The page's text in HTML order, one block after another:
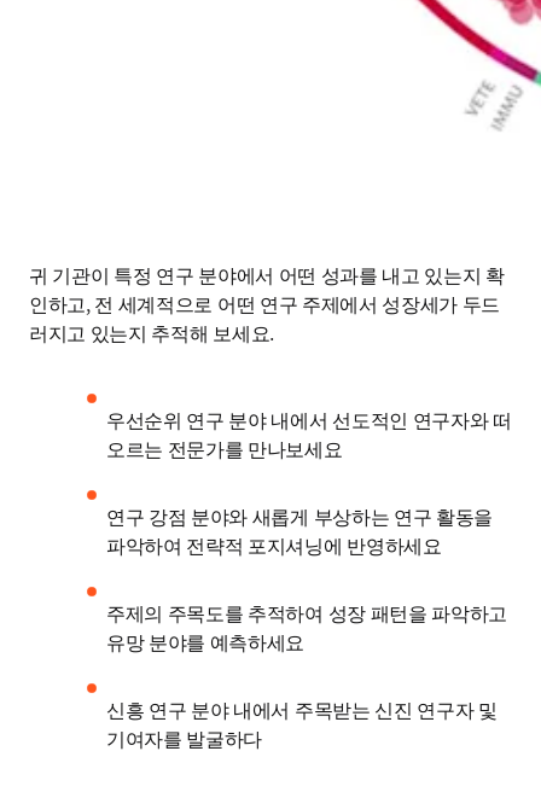
귀 기관이 특정 연구 분야에서 어떤 성과를 내고 있는지 확
인하고, 전 세계적으로 어떤 연구 주제에서 성장세가 두드
러지고 있는지 추적해 보세요.
우선순위 연구 분야 내에서 선도적인 연구자와 떠
오르는 전문가를 만나보세요
연구 강점 분야와 새롭게 부상하는 연구 활동을
파악하여 전략적 포지셔닝에 반영하세요
주제의 주목도를 추적하여 성장 패턴을 파악하고
유망 분야를 예측하세요
신흥 연구 분야 내에서 주목받는 신진 연구자 및
기여자를 발굴하다